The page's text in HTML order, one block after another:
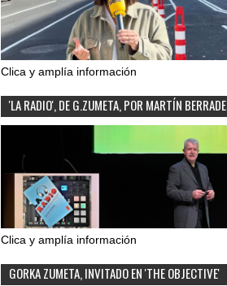
Clica y amplía información
'LA RADIO', DE G.ZUMETA, POR MARTÍN BERRADE
Clica y amplía información
GORKA ZUMETA, INVITADO EN 'THE OBJECTIVE'